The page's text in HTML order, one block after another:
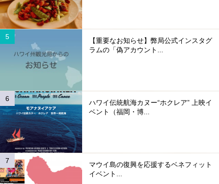
【重要なお知らせ】弊局公式インスタグ
ラムの「偽アカウント...
ハワイ伝統航海カヌー“ホクレア” 上映イ
ベント（福岡・博...
マウイ島の復興を応援するベネフィット
イベント...